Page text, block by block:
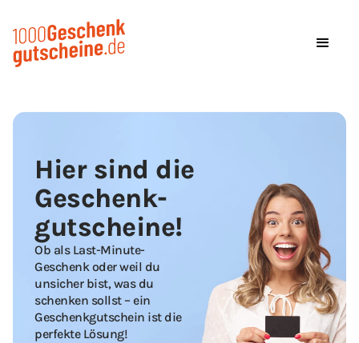
Hier sind die
Geschenk­
gutscheine!
Ob als Last-Minute-
Geschenk oder weil du
unsicher bist, was du
schenken sollst – ein
Geschenk­gutschein ist die
perfekte Lösung!